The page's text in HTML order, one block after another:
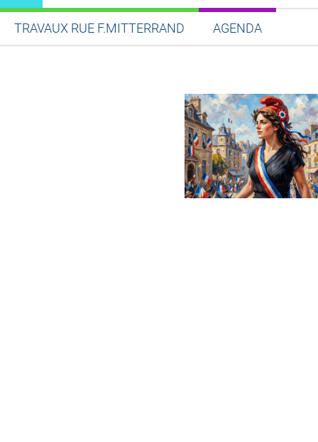
TRAVAUX RUE F.MITTERRAND AGENDA